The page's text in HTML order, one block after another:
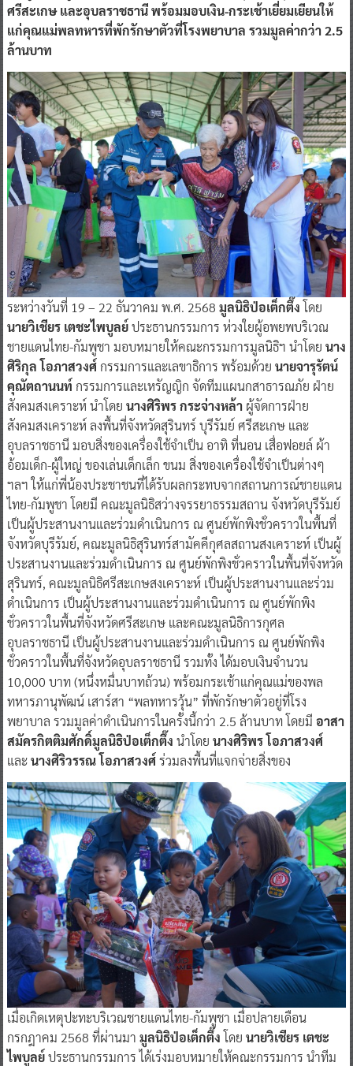
ศรีสะเกษ และอุบลราชธานี พร้อมมอบเงิน-กระเช้าเยี่ยมเยียนให้
แก่คุณแม่พลทหารที่พักรักษาตัวที่โรงพยาบาล รวมมูลค่ากว่า 2.5
ล้านบาท
ระหว่างวันที่ 19 – 22 ธันวาคม พ.ศ. 2568 มูลนิธิป่อเต็กตึ๊ง โดย
นายวิเชียร เตชะไพบูลย์ประธานกรรมการ ห่วงใยผู้อพยพบริเวณ
ชายแดนไทย-กัมพูชา มอบหมายให้คณะกรรมการมูลนิธิฯ นำโดย นาง
ศิริกุล โอภาสวงศ์กรรมการและเลขาธิการ พร้อมด้วย นายจารุรัตน์
คุณัตถานนท์ กรรมการและเหรัญญิก จัดทีมแผนกสาธารณภัย ฝ่าย
สังคมสงเคราะห์ นำโดย นางศิริพร กระจ่างหล้าผู้จัดการฝ่าย
สังคมสงเคราะห์ ลงพื้นที่จังหวัดสุรินทร์ บุรีรัมย์ ศรีสะเกษ และ
อุบลราชธานี มอบสิ่งของเครื่องใช้จำเป็น อาทิ ที่นอน เสื่อฟอยล์ ผ้า
อ้อมเด็ก-ผู้ใหญ่ ของเล่นเด็กเล็ก ขนม สิ่งของเครื่องใช้จำเป็นต่างๆ
ฯลฯ ให้แก่พี่น้องประชาชนที่ได้รับผลกระทบจากสถานการณ์ชายแดน
ไทย-กัมพูชา โดยมี คณะมูลนิธิสว่างจรรยาธรรมสถาน จังหวัดบุรีรัมย์
เป็นผู้ประสานงานและร่วมดำเนินการ ณ ศูนย์พักพิงชั่วคราวในพื้นที่
จังหวัดบุรีรัมย์, คณะมูลนิธิสุรินทร์สามัคคีกุศลสถานสงเคราะห์ เป็นผู้
ประสานงานและร่วมดำเนินการ ณ ศูนย์พักพิงชั่วคราวในพื้นที่จังหวัด
สุรินทร์, คณะมูลนิธิศรีสะเกษสงเคราะห์ เป็นผู้ประสานงานและร่วม
ดำเนินการ เป็นผู้ประสานงานและร่วมดำเนินการ ณ ศูนย์พักพิง
ชั่วคราวในพื้นที่จังหวัดศรีสะเกษ​ และคณะมูลนิธิการกุศล
อุบลราชธานี เป็นผู้ประสานงานและร่วมดำเนินการ ณ ศูนย์พักพิง
ชั่วคราวในพื้นที่จังหวัดอุบลราชธานี รวมทั้ง ได้มอบเงินจำนวน
10,000 บาท (หนึ่งหมื่นบาทถ้วน) พร้อมกระเช้าแก่คุณ​แม่ของพล
ทหารภานุพัฒน์ เสาร์สา “พลทหารวุ้น” ที่​พักรักษาตัวอยู่ที่โรง
พยาบาล รวมมูลค่าดำเนินการในครั้งนี้กว่า 2.5 ล้านบาท โดยมี อาสา
สมัครกิตติมศักดิ์มูลนิธิป่อเต็กตึ๊ง นำโดย นางศิริพร โอภาสวงศ์
และนางศิริวรรณ โอภาสวงศ์ร่วมลงพื้นที่แจกจ่ายสิ่งของ
เมื่อเกิดเหตุปะทะบริเวณชายแดนไทย-กัมพูชา เมื่อปลายเดือน
กรกฎาคม 2568 ที่ผ่านมา มูลนิธิป่อเต็กตึ๊ง โดย นายวิเชียร เตชะ
ไพบูลย์ประธานกรรมการ ได้เร่งมอบหมายให้คณะกรรมการ นำทีม